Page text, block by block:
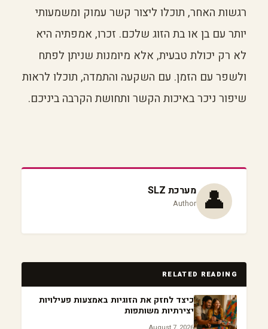
רגשות האחר, תוכלו ליצור קשר עמוק ומשמעותי
יותר עם בן או בת הזוג שלכם. זכרו, אמפתיה היא
לא רק יכולת טבעית, אלא מיומנות שניתן לפתח
ולשפר עם הזמן. עם השקעה והתמדה, תוכלו לראות
שיפור ניכר באיכות הקשר ותחושת הקרבה ביניכם.
👤 מערכת SLZ
Author
RELATED READING
כיצד לחזק את הזוגיות באמצעות פעילויות
יצירתיות משותפות